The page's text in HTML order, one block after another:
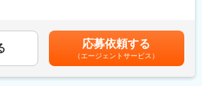
細は経験・能力・資格等を踏まえて同社規定に
1回賃金はあくまでも目安の金額であり、選考
能性があります。月給(月額)は固定手当を含め
応募依頼する
（エージェントサービス）